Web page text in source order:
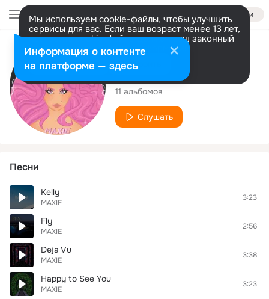
Войти
Мы используем cookie-файлы, чтобы улучшить
сервисы для вас. Если ваш возраст менее 13 лет,
настроить cookie-файлы должен ваш законный
представитель. Больше информации
Разрешить все Настроить
Исполнитель
MAXIE
11 альбомов
Слушать
Песни
Kelly
MAXIE
3:23
Fly
MAXIE
2:56
Deja Vu
MAXIE
3:38
Happy to See You
MAXIE
3:23
Информация о контенте
на платформе — здесь